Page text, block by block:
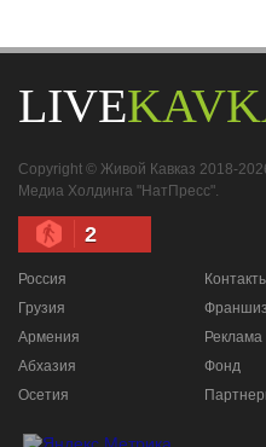
LIVE
Copyright © Живой Кавказ 2018-
Медиа Холдинга "НатПресс".
2
Россия
Грузия
Армения
Абхазия
Осетия
Реклама
Фонд